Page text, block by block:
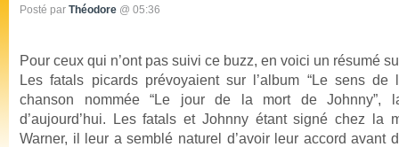
Posté par Théodore @ 05:36
Pour ceux qui n’ont pas suivi ce buzz, en voici un résumé
Les fatals picards prévoyaient sur l’album “Le sens de
chanson nommée “Le jour de la mort de Johnny”,
d’aujourd’hui. Les fatals et Johnny étant signé chez la
Warner, il leur a semblé naturel d’avoir leur accord avant